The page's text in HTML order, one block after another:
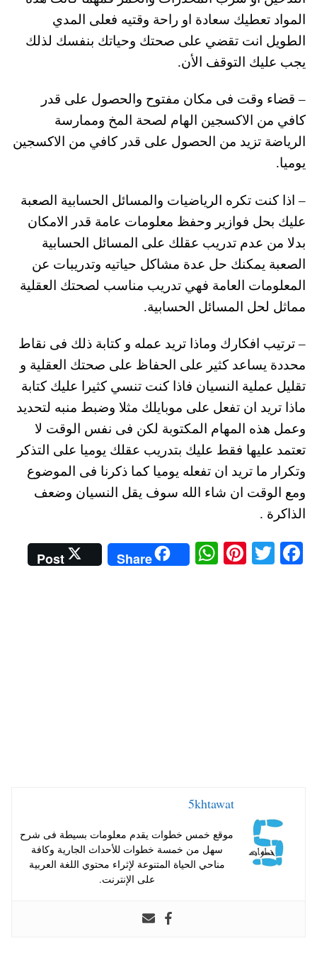
المواد تعطيك سعادة او راحة وقتيه فعلى المدي
الطويل انت تقضي على صحتك وحياتك بنفسك لذلك
يجب عليك التوقف الأن.
– قضاء وقت فى مكان مفتوح والحصول على قدر
كافي من الاكسجين الهام لصحة المخ وممارسة
الرياضة تزيد من الحصول على قدر كافي من الاكسجين
يوميا.
– اذا كنت تكره الرياضيات والمسائل الحسابية الصعبة
عليك بحل فوازير وحفظ معلومات عامة قدر الامكان
بدلا من عدم تدريب عقلك على المسائل الحسابية
الصعبة يمكنك حل عدة مشاكل حياتيه وتدريبات عن
المعلومات العامة فهي تدريب مناسب لصحتك العقلية
مماثل لحل المسائل الحسابية.
– ترتيب افكارك وماذا تريد عمله و كتابة ذلك فى نقاط
محددة يساعد كثير على الحفاظ على صحتك العقلية و
تقليل عملية النسيان فاذا كنت تنسي كثيرا عليك كتابة
ماذا تريد ان تفعل على موبايلك مثلا وضبط منبه لتحديد
وعمل هذه المهام المكتوبة لكن فى نفس الوقت لا
تعتمد عليها فقط عليك بتدريب عقلك يوميا على التذكر
وتكرار ما تريد ان تفعله يوميا كما ذكرنا فى الموضوع
ومع الوقت ان شاء الله سوف يقل النسيان وضعف
الذاكرة .
Fa
ce
T
wi
Pi
nt
W
ha
Share
Post
5khtawat
موقع خمس خطوات يقدم معلومات بسيطة فى شرح
سهل من خمسة خطوات للأحداث الجارية وكافة
مناحي الحياة المتنوعة لإثراء محتوي اللغة العربية
على الإنترنت.